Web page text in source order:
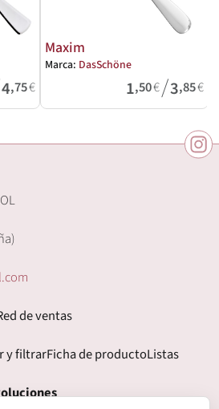
4,75€
Maxim
Marca: DasSchöne
1,50€/3,85€
de ventas
y filtrarFicha de productoListas